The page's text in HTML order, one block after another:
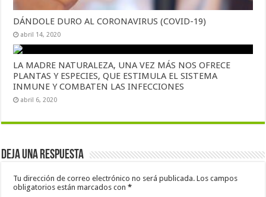
DÁNDOLE DURO AL CORONAVIRUS (COVID-19)
abril 14, 2020
LA MADRE NATURALEZA, UNA VEZ MÁS NOS OFRECE
PLANTAS Y ESPECIES, QUE ESTIMULA EL SISTEMA
INMUNE Y COMBATEN LAS INFECCIONES
abril 6, 2020
Deja una respuesta
Tu dirección de correo electrónico no será publicada. Los campos
obligatorios están marcados con*